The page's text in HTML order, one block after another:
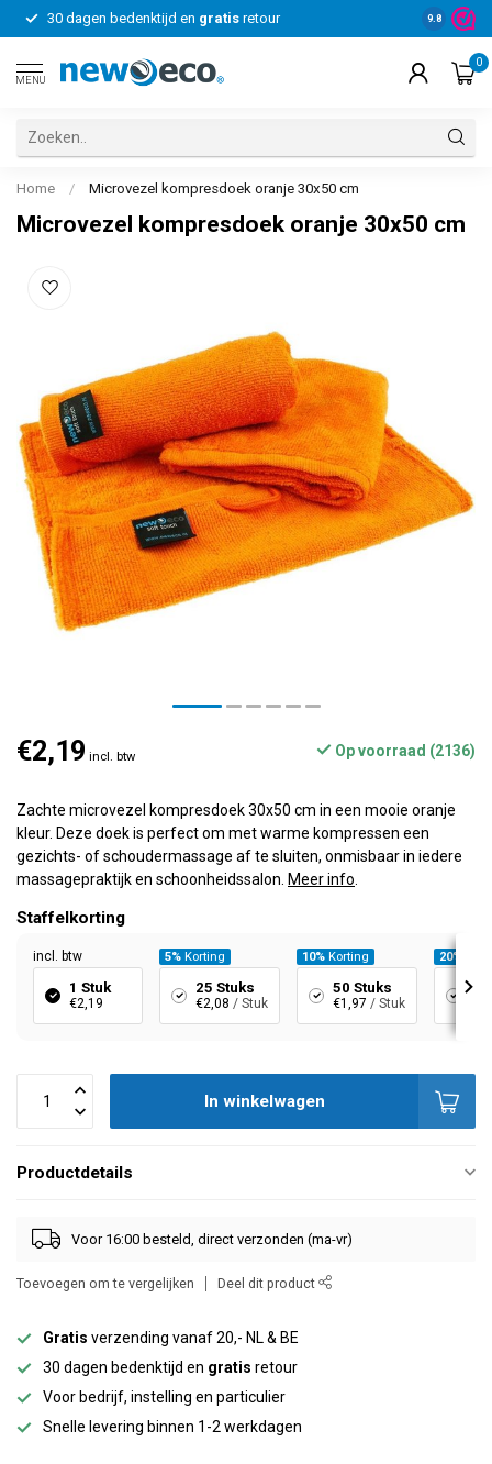
30 dagen bedenktijd en gratis retour Voor
9.8
MENU
0
Home / Microvezel kompresdoek oranje 30x50 cm
Microvezel kompresdoek oranje 30x50 cm
€2,19 incl. btw Op voorraad (2136)
Zachte microvezel kompresdoek 30x50 cm in een mooie oranje
kleur. Deze doek is perfect om met warme kompressen een
gezichts- of schoudermassage af te sluiten, onmisbaar in iedere
massagepraktijk en schoonheidssalon. Meer info
Staffelkorting
incl. btw
1 Stuk
€2,19
5% Korting
25 Stuks
€2,08 / Stuk
10% Korting
50 Stuks
€1,97 / Stuk
20%
In winkelwagen
Productdetails
Voor 16:00 besteld, direct verzonden (ma-vr)
Toevoegen om te vergelijken Deel dit product
Gratis verzending vanaf 20,- NL & BE
30 dagen bedenktijd en gratis retour
Voor bedrijf, instelling en particulier
Snelle levering binnen 1-2 werkdagen